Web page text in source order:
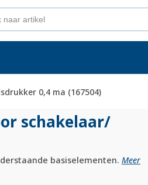
0,4 ma (167504)
schakelaar/
basiselementen. Meer